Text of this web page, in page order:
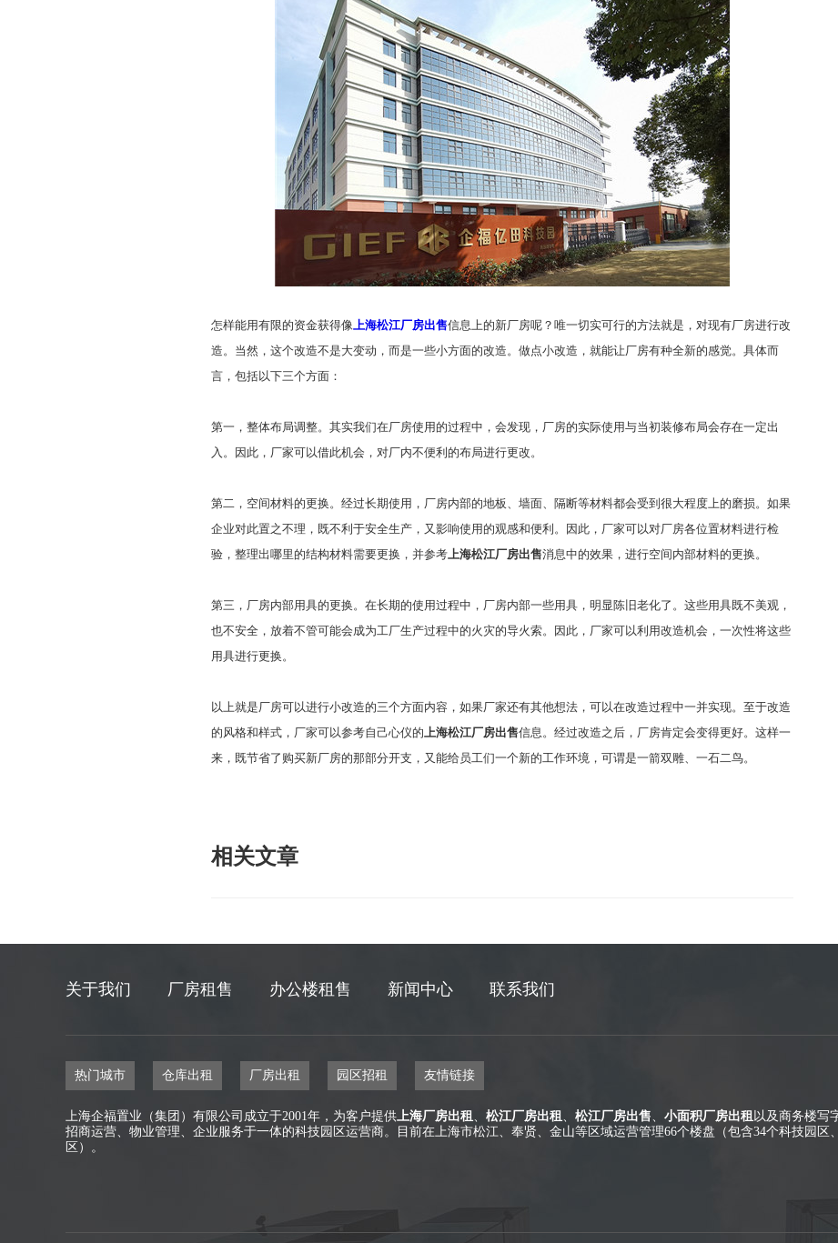
怎样能用有限的资金获得像上海松江厂房出售信息上的新厂房呢？唯一切实可行的方法就是 ， 对现有厂房进行改
造。 当然，这个改造不是大变动，而是一些小方面的改造。做点小改造，就能让厂房有种全新的感觉。具体而
言，包括以下三个方面：
第一，整体布局调整。其实我们在厂房使用的过程中，会发现，厂房的实际使用与当初装修布局会存在一定出
入。因此，厂家可以借此机会，对厂内不便利的布局进行更改。
第二，空间材料的更换。经过长期使用，厂房内部的地板、墙面、隔断等材料都会受到很大程度上的磨损。如果
企业对此置之不理，既不利于安全生产，又影响使用的观感和便利。因此，厂家可以对厂房各位置材料进行检
验，整理出哪里的结构材料需要更换，并参考上海松江厂房出售消息中的效果，进行空间内部材料的更换。
第三，厂房内部用具的更换。在长期的使用过程中，厂房内部一些用具，明显陈旧老化了。这些用具既不美观，
也不安全，放着不管可能会成为工厂生产过程中的火灾的导火索。因此，厂家可以利用改造机会，一次性将这些
用具进行更换。
以上就是厂房可以进行小改造的三个方面内容，如果厂家还有其他想法，可以在改造过程中一并实现。至于改造
的风格和样式，厂家可以参考自己心仪的上海松江厂房出售信息。 经过改造之后，厂房肯定会变得更好。 这样一
来，既节省了购买新厂房的那部分开支，又能给员工们一个新的工作环境，可谓是一箭双雕、 一石二鸟。
相关文章
关于我们 厂房租售 办公楼租售 新闻中心 联系我们
热门城市 仓库出租 厂房出租 园区招租 友情链接
上海企福置业（集团）有限公司成立于2001年，为客户提供上海厂房出租、 松江厂房出租、 松江厂房出售、 小面积厂房出租以及商务楼写
招商运营、物业管理、企业服务于一体的科技园区运营商。目前在上海市松江、奉贤、金山等区域运营管理66个楼盘（包含34个科技园区
区）。